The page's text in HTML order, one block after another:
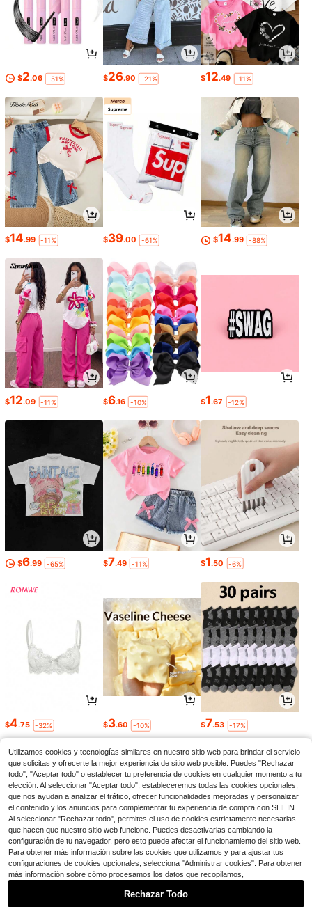
$2.06 -51% $26.90 -21% $12.49 -11%
$14.99 -11% $39.00 -61% $14.99 -88%
$12.09 -11% $6.16 -10% $1.67 -12%
$6.99 -65% $7.49 -11% $1.50 -6%
$4.75 -32% $3.60 -10% $7.53 -17%
Utilizamos cookies y tecnologías similares en nuestro sitio web para brindar el servicio
que solicitas y ofrecerte la mejor experiencia de sitio web posible. Puedes "Rechazar
todo", "Aceptar todo" o establecer tu preferencia de cookies en cualquier momento a tu
elección. Al seleccionar "Aceptar todo", estableceremos todas las cookies opcionales,
que nos ayudan a analizar el tráfico, ofrecer funcionalidades mejoradas y personalizar
el contenido y los anuncios para complementar tu experiencia de compra con SHEIN.
Al seleccionar "Rechazar todo", permites el uso de cookies estrictamente necesarias
que hacen que nuestro sitio web funcione. Puedes desactivarlas cambiando la
configuración de tu navegador, pero esto puede afectar el funcionamiento del sitio web.
Para obtener más información sobre las cookies que utilizamos y para ajustar tus
configuraciones de cookies opcionales, selecciona "Administrar cookies". Para obtener
más información sobre cómo procesamos los datos que recopilamos,
Rechazar Todo